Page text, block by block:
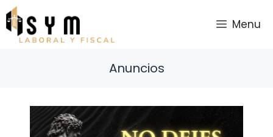
Saltar
al
contenido
Menu
Anuncios